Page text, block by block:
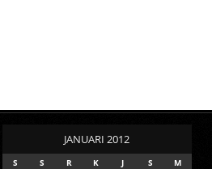
JANUARI 2012
S S R K J S M